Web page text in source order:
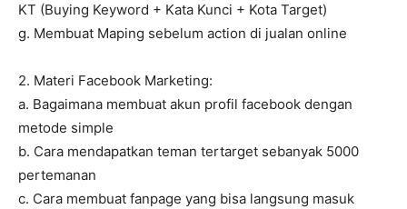
KT (Buying Keyword + Kata Kunci + Kota Target)
g. Membuat Maping sebelum action di jualan online
2. Materi Facebook Marketing:
a. Bagaimana membuat akun profil facebook dengan
metode simple
b. Cara mendapatkan teman tertarget sebanyak 5000
pertemanan
c. Cara membuat fanpage yang bisa langsung masuk